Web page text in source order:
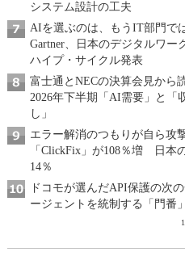
システム設計の工夫
AIを選ぶのは、もうIT部門で
Gartner、日本のデジタルワー
ハイプ・サイクル発表
富士通とNECの決算会見から
2026年下半期「AI需要」と「
し」
エラー解消のつもりが自ら攻
「ClickFix」が108％増 日本
14％
ドコモが選んだAPI保護の次
ージェントを統制する「門番